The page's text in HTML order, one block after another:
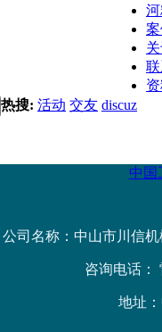
热搜: 活动 交友 discuz
中国
公司名称：中山市川信机
咨询电话：
地址